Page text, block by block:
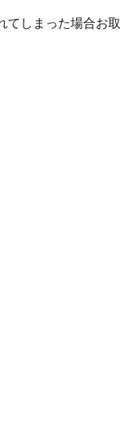
てしまった場合お取